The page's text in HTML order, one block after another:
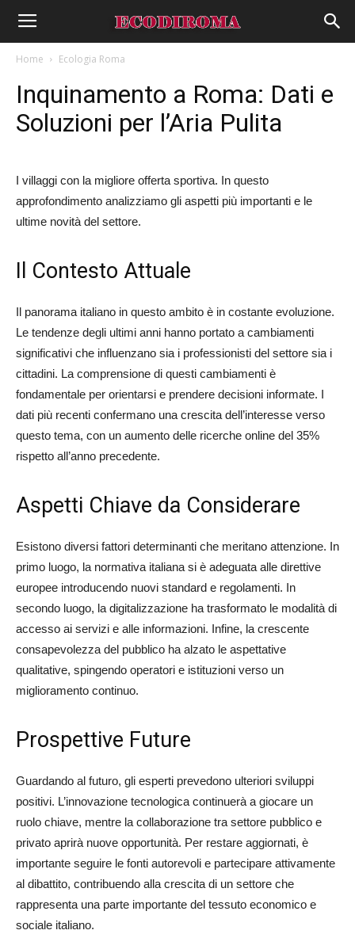
Home Ecologia Roma
Inquinamento a Roma: Dati e
Soluzioni per l’Aria Pulita
I villaggi con la migliore offerta sportiva. In questo
approfondimento analizziamo gli aspetti più importanti e le
ultime novità del settore.
Il Contesto Attuale
Il panorama italiano in questo ambito è in costante evoluzione.
Le tendenze degli ultimi anni hanno portato a cambiamenti
significativi che influenzano sia i professionisti del settore sia i
cittadini. La comprensione di questi cambiamenti è
fondamentale per orientarsi e prendere decisioni informate. I
dati più recenti confermano una crescita dell’interesse verso
questo tema, con un aumento delle ricerche online del 35%
rispetto all’anno precedente.
Aspetti Chiave da Considerare
Esistono diversi fattori determinanti che meritano attenzione. In
primo luogo, la normativa italiana si è adeguata alle direttive
europee introducendo nuovi standard e regolamenti. In
secondo luogo, la digitalizzazione ha trasformato le modalità di
accesso ai servizi e alle informazioni. Infine, la crescente
consapevolezza del pubblico ha alzato le aspettative
qualitative, spingendo operatori e istituzioni verso un
miglioramento continuo.
Prospettive Future
Guardando al futuro, gli esperti prevedono ulteriori sviluppi
positivi. L’innovazione tecnologica continuerà a giocare un
ruolo chiave, mentre la collaborazione tra settore pubblico e
privato aprirà nuove opportunità. Per restare aggiornati, è
importante seguire le fonti autorevoli e partecipare attivamente
al dibattito, contribuendo alla crescita di un settore che
rappresenta una parte importante del tessuto economico e
sociale italiano.